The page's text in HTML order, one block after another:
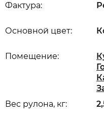
Вес рулона, кг:
Основной цвет:
Помещение:
Фактура: